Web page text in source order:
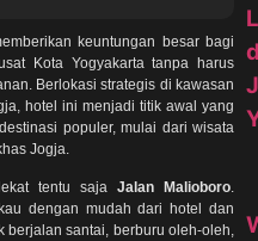
keuntungan besar bagi
Kota Yogyakarta tanpa harus
Berlokasi strategis di kawasan
hotel ini menjadi titik awal yang
populer, mulai dari wisata
Jogja.
tentu saja Jalan Malioboro.
dengan mudah dari hotel dan
berjalan santai, berburu oleh-oleh,